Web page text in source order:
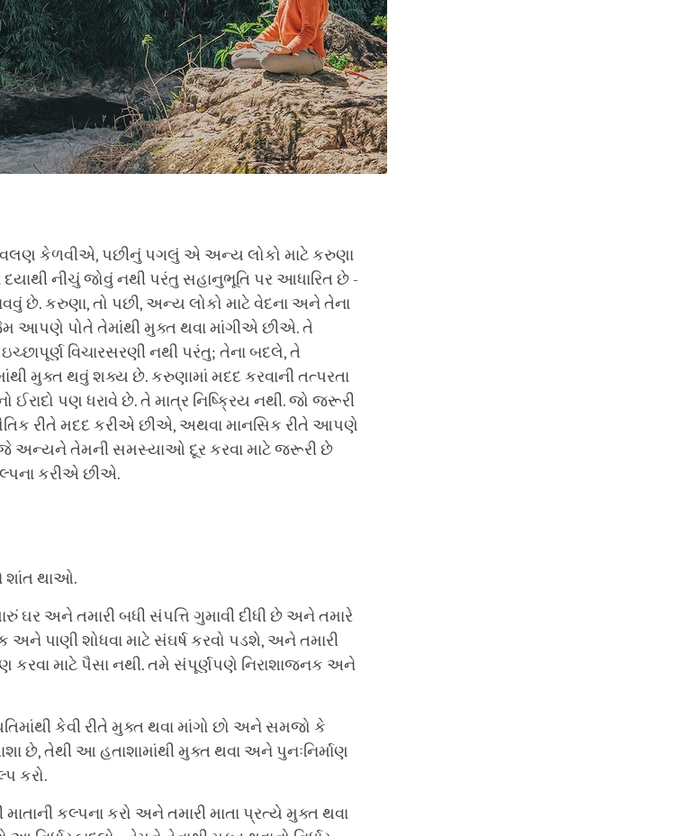
કેળવીએ, પછીનું પગલું એ અન્ય લોકો માટે કરુણા
નીચું જોવું નથી પરંતુ સહાનુભૂતિ પર આધારિત છે -
કરુણા, તો પછી, અન્ય લોકો માટે વેદના અને તેના
આપણે પોતે તેમાંથી મુક્ત થવા માંગીએ છીએ. તે
વિચારસરણી નથી પરંતુ; તેના બદલે, તે
મુક્ત થવું શક્ય છે. કરુણામાં મદદ કરવાની તત્પરતા
પણ ધરાવે છે. તે માત્ર નિષ્ક્રિય નથી. જો જરૂરી
રીતે મદદ કરીએ છીએ, અથવા માનસિક રીતે આપણે
જે અન્યને તેમની સમસ્યાઓ દૂર કરવા માટે જરૂરી છે
કરીએ છીએ.
શાંત થાઓ.
ઘર અને તમારી બધી સંપત્તિ ગુમાવી દીધી છે અને તમારે
પાણી શોધવા માટે સંઘર્ષ કરવો પડશે, અને તમારી
કરવા માટે પૈસા નથી. તમે સંપૂર્ણપણે નિરાશાજનક અને
કેવી રીતે મુક્ત થવા માંગો છો અને સમજો કે
છે, તેથી આ હતાશામાંથી મુક્ત થવા અને પુનઃનિર્માણ
કરો.
માતાની કલ્પના કરો અને તમારી માતા પ્રત્યે મુક્ત થવા